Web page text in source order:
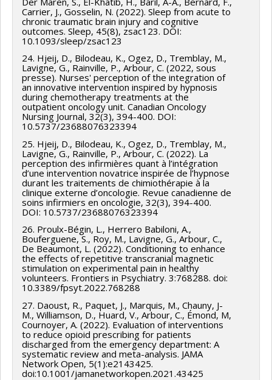
Carrier, J., Gosselin, N. (2022). Sleep from acute to
chronic traumatic brain injury and cognitive
outcomes. Sleep, 45(8), zsac123. DOI:
10.1093/sleep/zsac123
24. Hjeij, D., Bilodeau, K., Ogez, D., Tremblay, M.,
Lavigne, G., Rainville, P., Arbour, C. (2022, sous
presse). Nurses' perception of the integration of
an innovative intervention inspired by hypnosis
during chemotherapy treatments at the
outpatient oncology unit. Canadian Oncology
Nursing Journal, 32(3), 394-400. DOI:
10.5737/23688076323394
25. Hjeij, D., Bilodeau, K., Ogez, D., Tremblay, M.,
Lavigne, G., Rainville, P., Arbour, C. (2022). La
perception des infirmières quant à l’intégration
d’une intervention novatrice inspirée de l’hypnose
durant les traitements de chimiothérapie à la
clinique externe d’oncologie. Revue canadienne de
soins infirmiers en oncologie, 32(3), 394-400.
DOI: 10.5737/23688076323394
26. Proulx-Bégin, L., Herrero Babiloni, A.,
Bouferguene, S., Roy, M., Lavigne, G., Arbour, C.,
De Beaumont, L. (2022). Conditioning to enhance
the effects of repetitive transcranial magnetic
stimulation on experimental pain in healthy
volunteers. Frontiers in Psychiatry. 3:768288. doi:
10.3389/fpsyt.2022.768288
27. Daoust, R., Paquet, J., Marquis, M., Chauny, J-
M., Williamson, D., Huard, V., Arbour, C., Émond, M,
Cournoyer, A. (2022). Evaluation of interventions
to reduce opioid prescribing for patients
discharged from the emergency department: A
systematic review and meta-analysis. JAMA
Network Open, 5(1):e2143425.
doi:10.1001/jamanetworkopen.2021.43425